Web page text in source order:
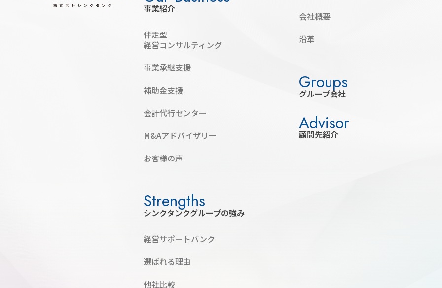
事業紹介
伴走型
経営コンサルティング
事業承継支援
補助金支援
会計代行センター
M&Aアドバイザリー
お客様の声
シンクタンクグループの強み
経営サポートバンク
選ばれる理由
他社比較
会社概要
沿革
グループ会社
顧問先紹介